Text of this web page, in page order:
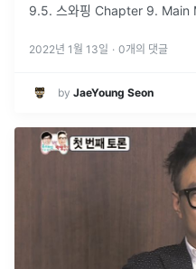
9.5. 스와핑 Chapter 9. Main Memory 9.1. 배경 프로세스는 실
2022년 1월 13일 · 0개의 댓글
by JaeYoung Seon